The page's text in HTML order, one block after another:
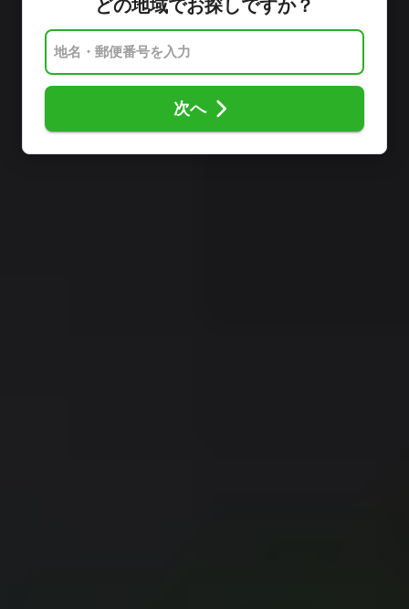
どの地域でお探しですか？
次へ